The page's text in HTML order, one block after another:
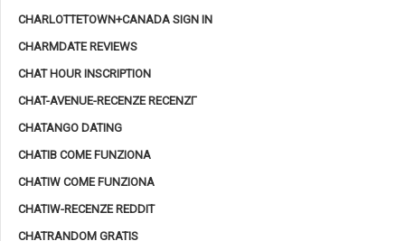
CHARLOTTETOWN+CANADA SIGN IN
CHARMDATE REVIEWS
CHAT HOUR INSCRIPTION
CHAT-AVENUE-RECENZE RECENZГ­
CHATANGO DATING
CHATIB COME FUNZIONA
CHATIW COME FUNZIONA
CHATIW-RECENZE REDDIT
CHATRANDOM GRATIS